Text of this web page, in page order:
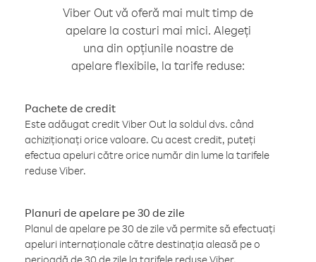
Viber Out vă oferă mai mult timp de
apelare la costuri mai mici. Alegeți
una din opțiunile noastre de
apelare flexibile, la tarife reduse:
Pachete de credit
Este adăugat credit Viber Out la soldul dvs. când
achiziționați orice valoare. Cu acest credit, puteți
efectua apeluri către orice număr din lume la tarifele
reduse Viber.
Planuri de apelare pe 30 de zile
Planul de apelare pe 30 de zile vă permite să efectuați
apeluri internaționale către destinația aleasă pe o